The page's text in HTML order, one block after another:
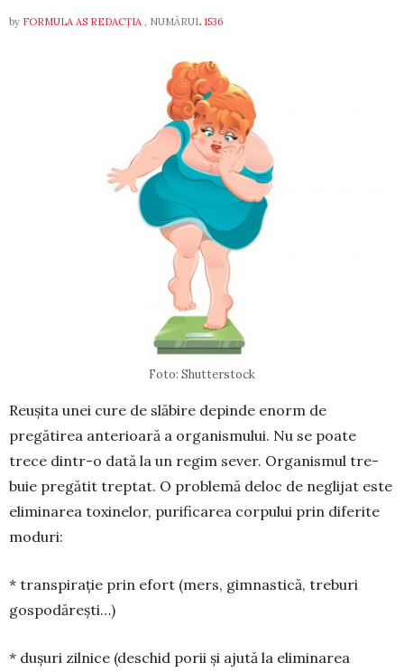
by FORMULA AS REDACȚIA , NUMĂRUL 1536
Foto: Shutterstock
Reușita unei cure de slăbire de­pin­de enorm de
pregătirea ante­ri­oa­ră a organismului. Nu se poa­te
trece din­tr-o dată la un regim sever. Orga­nis­mul tre­
buie pregătit treptat. O problemă de­loc de neglijat este
eli­minarea toxine­lor, purificarea cor­pului prin diferite
mo­duri:
* transpirație prin efort (mers, gim­nastică, treburi
gospodărești…)
* dușuri zilnice (deschid porii și ajută la eliminarea